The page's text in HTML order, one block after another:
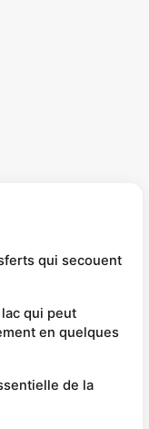
qui secouent
qui peut
en quelques
de la